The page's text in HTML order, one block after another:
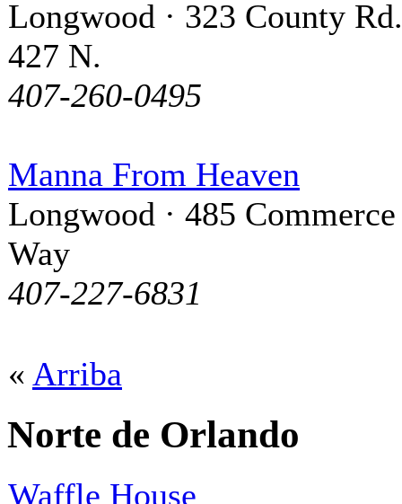
Longwood · 323 County Rd.
427 N.
407-260-0495
Manna From Heaven
Longwood · 485 Commerce
Way
407-227-6831
« Arriba
Norte de Orlando
Waffle House